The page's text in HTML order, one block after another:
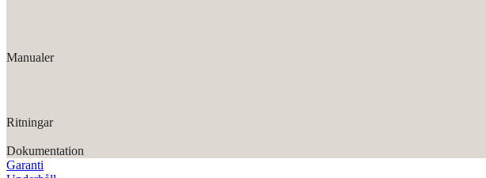
Manualer
Ritningar
Dokumentation
Garanti